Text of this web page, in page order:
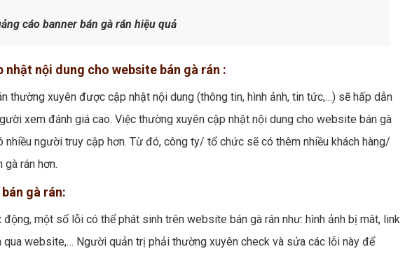
cáo banner bán gà rán hiệu quả
nội dung cho website bán gà rán :
thường xuyên được cập nhật nội dung (thông tin, hình ảnh, tin tức,…) sẽ hấp dẫn
xem đánh giá cao. Việc thường xuyên cập nhật nội dung cho website bán gà
người truy cập hơn. Từ đó, công ty/ tổ chức sẽ có thêm nhiều khách hàng/
rán hơn.
gà rán:
một số lỗi có thể phát sinh trên website bán gà rán như: hình ảnh bị mât, link
qua website,… Người quản trị phải thường xuyên check và sửa các lỗi này để